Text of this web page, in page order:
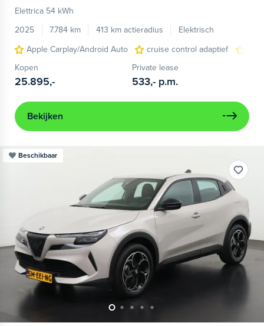
Elettrica 54 kWh
2025
7.784 km 413 km actieradius
Elektrisch
Apple Carplay/Android Auto
cruise control adaptief
Kopen
25.895,-
Private lease
533,- p.m.
Bekijken
Beschikbaar